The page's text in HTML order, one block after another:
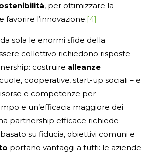
, per ottimizzare la
favorire l’innovazione.[4]
sola le enormi sfide della
collettivo richiedono risposte
costruire alleanze
cooperative, start-up sociali – è
e competenze per
e un’efficacia maggiore dei
partnership efficace richiede
su fiducia, obiettivi comuni e
portano vantaggi a tutti: le aziende